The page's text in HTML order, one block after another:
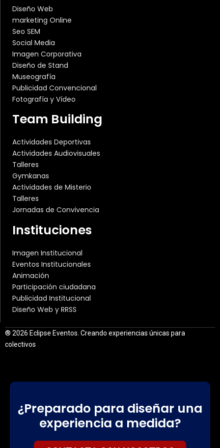
Diseño Web
marketing Online
Seo SEM
Social Media
Imagen Corporativa
Diseño de Stand
Museografía
Publicidad Convencional
Fotografía y Vídeo
Team Building
Actividades Deportivas
Actividades Audiovisuales
Talleres
Gymkanas
Actividades de Misterio
Talleres
Jornadas de Convivencia
Instituciones
Imagen Institucional
Eventos Institucionales
Animación
Participación ciudadana
Publicidad Institucional
Diseño Web y RRSS
® 2026 Eclipse Eventos. Creando experiencias únicas para
colectivos
¿Preparado para diseñar una
experiencia a medida?